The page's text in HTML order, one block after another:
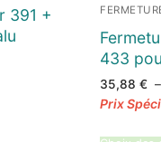
391 +
433
35,88 € –